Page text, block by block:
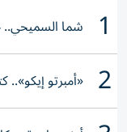
1 شما السميحي..
2 «أمبرتو إيكو»..